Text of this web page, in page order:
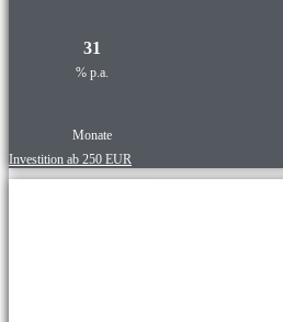
31
% p.a.
Monate
Investition ab 250 EUR